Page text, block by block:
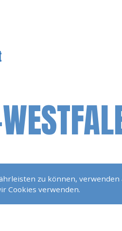
zu können, verwenden
Cookies verwenden.